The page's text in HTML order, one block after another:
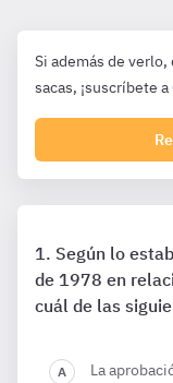
Si además de
sacas, ¡suscríbete
Según lo
de 1978 en
cuál de las
La